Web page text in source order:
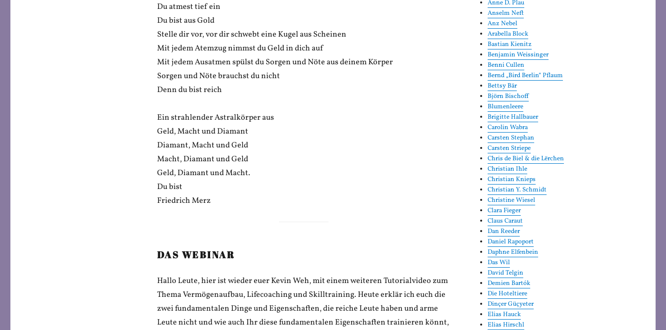
Du atmest tief ein
Du bist aus Gold
Stelle dir vor, vor dir schwebt eine Kugel aus Scheinen
Mit jedem Atemzug nimmst du Geld in dich auf
Mit jedem Ausatmen spülst du Sorgen und Nöte aus deinem Körper
Sorgen und Nöte brauchst du nicht
Denn du bist reich
Ein strahlender Astralkörper aus
Geld, Macht und Diamant
Diamant, Macht und Geld
Macht, Diamant und Geld
Geld, Diamant und Macht.
Du bist
Friedrich Merz
DAS WEBINAR
Hallo Leute, hier ist wieder euer Kevin Weh, mit einem weiteren Tutorialvideo zum
Thema Vermögenaufbau, Lifecoaching und Skilltraining. Heute erklär ich euch die
zwei fundamentalen Dinge und Eigenschaften, die reiche Leute haben und arme
Leute nicht und wie auch Ihr diese fundamentalen Eigenschaften trainieren könnt,
Anne D. Plau
Anselm Neft
Anz Nebel
Arabella Block
Bastian Kienitz
Benjamin Weissinger
Benni Cullen
Bernd „Bird Berlin“ Pflaum
Bettsy Bär
Björn Bischoff
Blumenleere
Brigitte Hallbauer
Carolin Wabra
Carsten Stephan
Carsten Striepe
Chris de Biel & die Lërchen
Christian Ihle
Christian Knieps
Christian Y. Schmidt
Christine Wiesel
Clara Fieger
Claus Caraut
Dan Reeder
Daniel Rapoport
Daphne Elfenbein
Das Wil
David Telgin
Demien Bartók
Die Hoteltiere
Dinçer Güçyeter
Elias Hauck
Elias Hirschl